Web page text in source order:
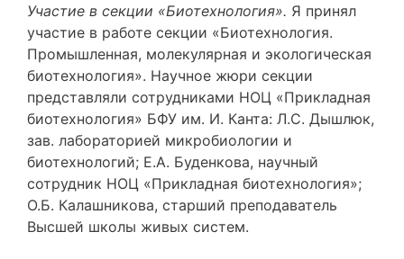
Участие в секции «Биотехнология». Я принял
участие в работе секции «Биотехнология.
Промышленная, молекулярная и экологическая
биотехнология». Научное жюри секции
представляли сотрудниками НОЦ «Прикладная
биотехнология» БФУ им. И. Канта: Л.С. Дышлюк,
зав. лабораторией микробиологии и
биотехнологий; Е.А. Буденкова, научный
сотрудник НОЦ «Прикладная биотехнология»;
О.Б. Калашникова, старший преподаватель
Высшей школы живых систем.